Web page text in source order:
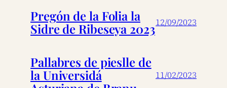
Pregón de la Folia la
Sidre de Ribeseya 202312/09/2023
Pallabres de pieslle de
la Universidá
11/02/2023